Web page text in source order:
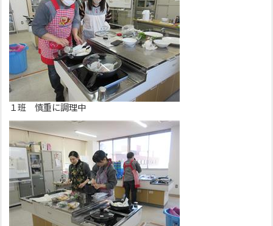
１班 慎重に調理中